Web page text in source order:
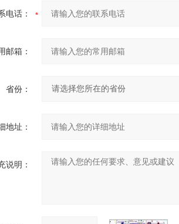
电话：
邮箱：
省份：
地址：
说明：